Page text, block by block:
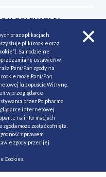
POLPHARMY
Polityka prywatności
NASZE SERWISY
POBRANIA
RYZYKA
oraz aplikacjach
pliki cookie oraz
Samodzielne
zmianę ustawień w
Pani/Pan zgody na
może Pani/Pan
lub opuścić Witrynę.
w przeglądarce
przez Polpharma
internetowej
na informacjach
może zostać cofnięta.
z prawem
zgody przed jej
Cookies.